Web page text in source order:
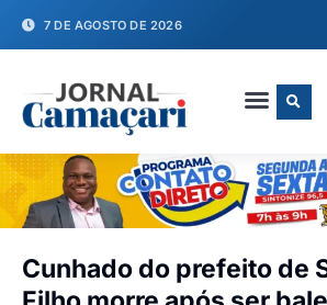
7 DE AGOSTO DE 2026
Cunhado do prefeito de